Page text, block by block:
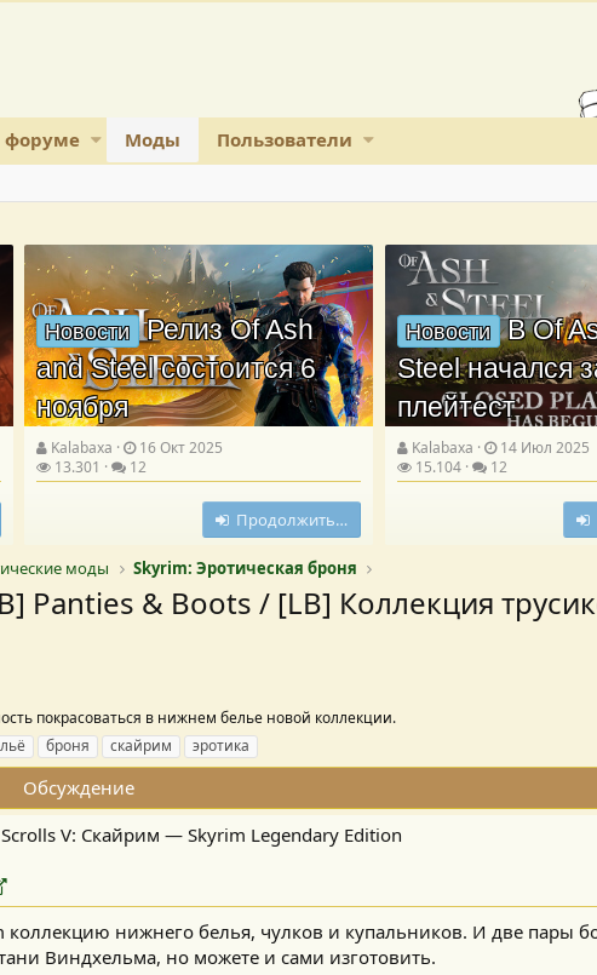
форуме Моды Пользователи
Новости Релиз Of Ash
and Steel состоится 6
ноября
Kalabaxa
16 Окт 2025
13.301
12
Продолжить…
Новости В Of
Steel начался
плейтест
Kalabaxa
14 Июл 2025
15.104
12
моды Skyrim: Эротическая броня
Panties & Boots / [LB] Коллекция
покрасоваться в нижнем белье новой коллекции.
броня скайрим эротика
Обсуждение
Scrolls V: Скайрим — Skyrim Legendary Edition
нижнего белья, чулков и купальников. И две пары
Виндхельма, но можете и сами изготовить.​